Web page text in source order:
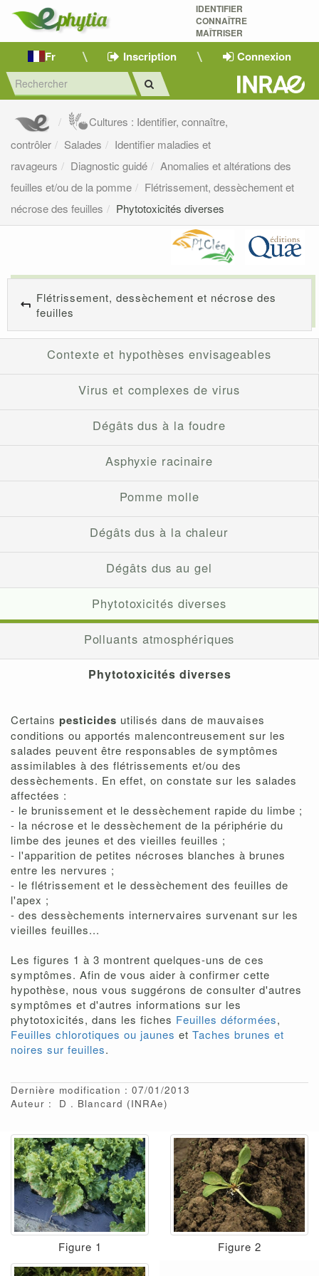
IDENTIFIER
CONNAÎTRE
MAÎTRISER
Fr Inscription Connexion
Cultures : Identifier, connaître,
contrôler
Salades
Identifier maladies et
ravageurs
Diagnostic guidé
Anomalies et altérations des
feuilles et/ou de la pomme
Flétrissement, dessèchement et
nécrose des feuilles
Phytotoxicités diverses
Flétrissement, dessèchement et nécrose des
feuilles
Contexte et hypothèses envisageables
Virus et complexes de virus
Dégâts dus à la foudre
Asphyxie racinaire
Pomme molle
Dégâts dus à la chaleur
Dégâts dus au gel
Phytotoxicités diverses
Polluants atmosphériques
Phytotoxicités diverses
Certains pesticides utilisés dans de mauvaises
conditions ou apportés malencontreusement sur les
salades peuvent être responsables de symptômes
assimilables à des flétrissements et/ou des
dessèchements. En effet, on constate sur les salades
affectées :
- le brunissement et le dessèchement rapide du limbe ;
- la nécrose et le dessèchement de la périphérie du
limbe des jeunes et des vieilles feuilles ;
- l'apparition de petites nécroses blanches à brunes
entre les nervures ;
- le flétrissement et le dessèchement des feuilles de
l'apex ;
- des dessèchements internervaires survenant sur les
vieilles feuilles...
Les figures 1 à 3 montrent quelques-uns de ces
symptômes. Afin de vous aider à confirmer cette
hypothèse, nous vous suggérons de consulter d'autres
symptômes et d'autres informations sur les
phytotoxicités, dans les fiches Feuilles déformées,
Feuilles chlorotiques ou jaunes et Taches brunes et
noires sur feuilles.
Dernière modification : 07/01/2013
Auteur :
D Blancard (INRAe)
Figure 1 Figure 2